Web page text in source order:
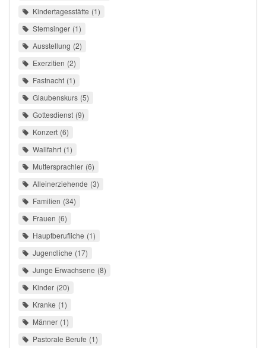
Kindertagesstätte 1
Sternsinger 1
Ausstellung 2
Exerzitien 2
Fastnacht 1
Glaubenskurs 5
Gottesdienst 9
Konzert 6
Wallfahrt 1
Muttersprachler 6
Alleinerziehende 3
Familien 34
Frauen 6
Hauptberufliche 1
Jugendliche 17
Junge Erwachsene 8
Kinder 20
Kranke 1
Männer 1
Pastorale Berufe 1